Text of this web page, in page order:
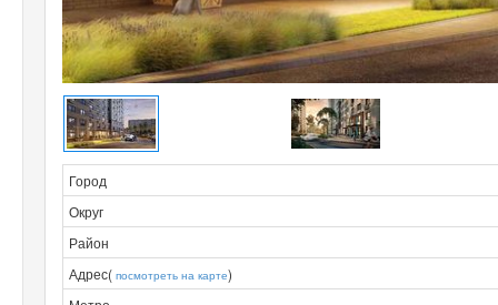
Город
Округ
Район
Адрес( посмотреть на карте)